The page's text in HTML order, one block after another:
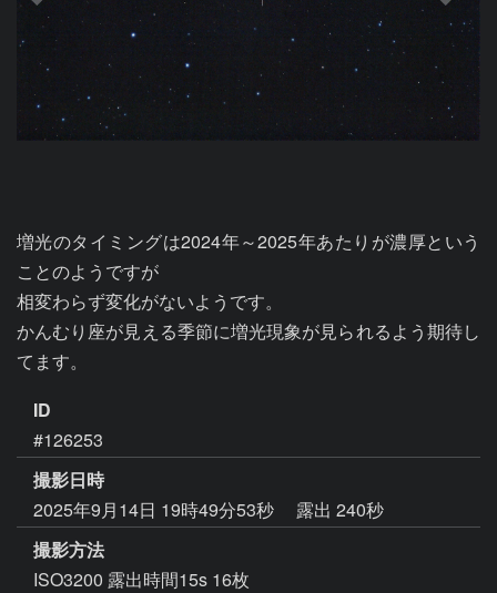
増光のタイミングは2024年～2025年あたりが濃厚という
ことのようですが
相変わらず変化がないようです。
かんむり座が見える季節に増光現象が見られるよう期待し
てます。
ID
#126253
撮影日時
2025年9月14日 19時49分53秒
露出 240秒
撮影方法
ISO3200 露出時間15s 16枚